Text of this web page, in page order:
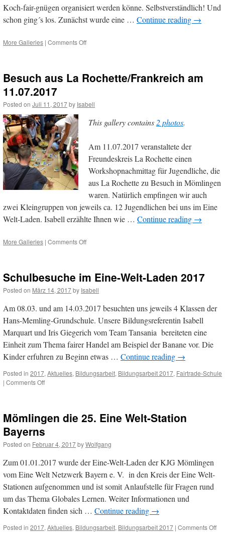
Koch-fair-gnügen organisiert werden könne. Selbstverständlich! Und
schon ging´s los. Zunächst wurde eine … Continue reading →
More Galleries | Comments Offon
mit
Klasse
am
Besuch aus La Rochette/Frankreich am
11.07.2017
Posted on Juli 11, 2017by Isabell
This gallery contains2 photos.
Am 11.07.2017 veranstaltete der
Freundeskreis La Rochette einen
Workshopnachmittag für Jugendliche, die
aus La Rochette zu Besuch in Mömlingen
waren. Natürlich empfingen wir auch
zwei Kleingruppen von jeweils ca. 12 Jugendlichen bei uns im Eine
Welt-Laden. Isabell erzählte Ihnen wie … Continue reading →
More Galleries | Comments Offon
Rochette/Frankreich
am
11.07.2017
Schulbesuche im Eine-Welt-Laden 2017
Posted on März 14, 2017by Isabell
Am 08.03. und am 14.03.2017 besuchten uns jeweils 4 Klassen der
Hans-Memling-Grundschule. Unsere Bildungsreferentin Isabell
Marquart und Iris Giegerich vom Team Tansania bereiteten eine
Einheit zum Thema fairer Handel am Beispiel der Banane vor. Die
Kinder erfuhren zu Beginn etwas … Continue reading →
Posted in 2017, Aktuelles, Bildungsarbeit, Bildungsarbeit 2017, Fairtrade-Schule
| Comments Offon
Welt-
Laden
2017
Mömlingen die 25. Eine Welt-Station
Bayerns
Posted on Februar 4, 2017byWolfgang
Zum 01.01.2017 wurde der Eine-Welt-Laden der KJG Mömlingen
vom Eine Welt Netzwerk Bayern e. V. in den Kreis der Eine Welt-
Stationen aufgenommen und ist somit Anlaufstelle für Fragen rund
um das Thema Globales Lernen. Weiter Informationen und
Kontaktdaten finden sich … Continue reading →
Posted in 2017, Aktuelles, Bildungsarbeit, Bildungsarbeit 2017 | Comments Offon